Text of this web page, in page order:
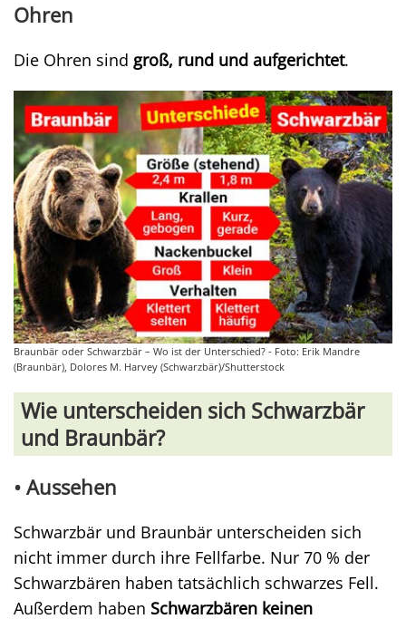
Ohren
Die Ohren sind groß, rund und aufgerichtet.
Braunbär oder Schwarzbär – Wo ist der Unterschied? - Foto: Erik Mandre
(Braunbär), Dolores M. Harvey (Schwarzbär)/Shutterstock
Wie unterscheiden sich Schwarzbär
und Braunbär?
• Aussehen
Schwarzbär und Braunbär unterscheiden sich
nicht immer durch ihre Fellfarbe. Nur 70 % der
Schwarzbären haben tatsächlich schwarzes Fell.
Außerdem haben Schwarzbären keinen